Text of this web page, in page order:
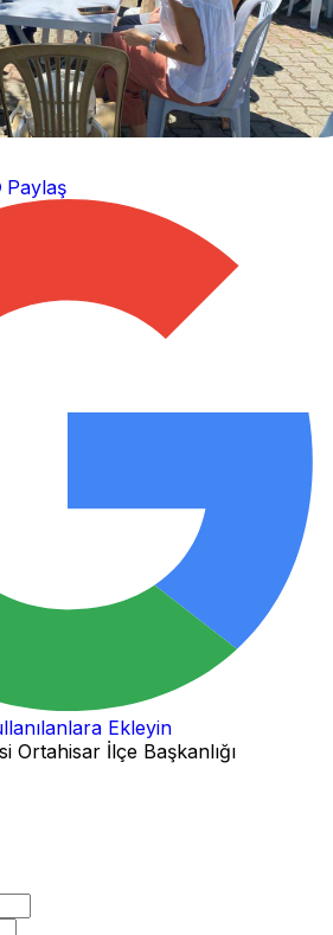
Paylaş
Ekleyin
Ortahisar İlçe Başkanlığı